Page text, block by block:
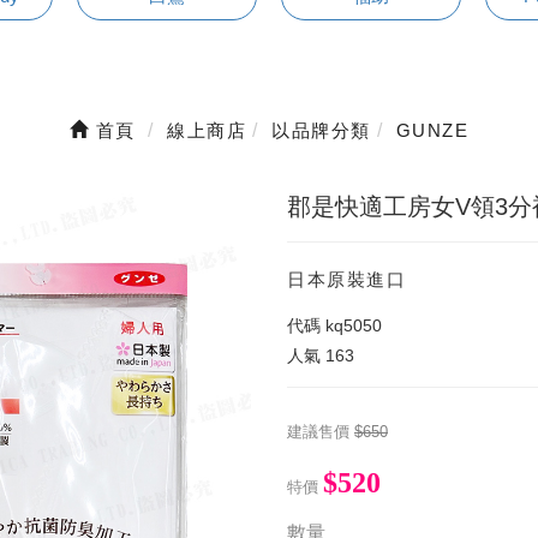
首頁 線上商店 以品牌分類 GUNZE
郡是快適工房女V領3分
日本原裝進口
代碼 kq5050
人氣 163
建議售價 $650
特價 $520
數量